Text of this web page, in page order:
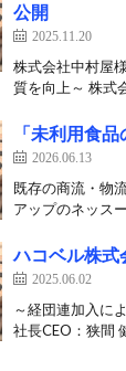
公開
2025.11.20
株式会社中村屋
質を向上～ 株式
「未利用食
2026.06.13
既存の商流・物
アップのネッス
ハコベル株式
2025.06.02
～経団連加入に
社長CEO：狭間